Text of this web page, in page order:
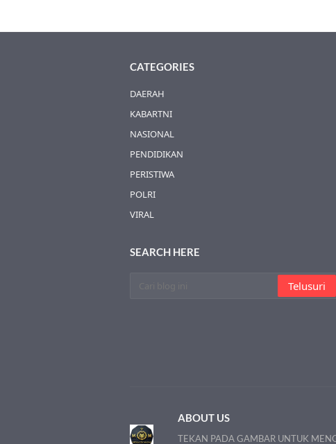
CATEGORIES
DAERAH
KABARTNI
NASIONAL
PENDIDIKAN
PERISTIWA
POLRI
VIRAL
SEARCH HERE
ABOUT US
TEKAN PADA GAMBAR UNTUK